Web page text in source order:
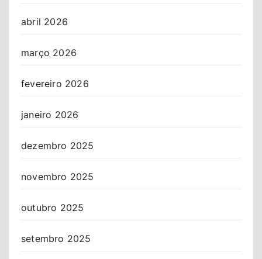
abril 2026
março 2026
fevereiro 2026
janeiro 2026
dezembro 2025
novembro 2025
outubro 2025
setembro 2025